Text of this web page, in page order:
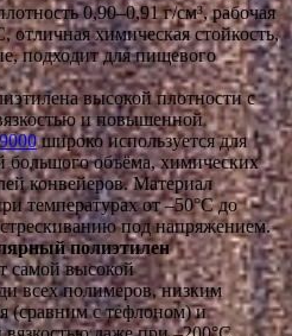
0,90–0,91 г/см³, рабочая
отличная химическая стойкость,
подходит для пищевого
высокой плотности с
и повышенной
широко используется для
большого объёма, химических
конвейеров. Материал
температурах от –50°C до
под напряжением.
полиэтилен
самой высокой
всех полимеров, низким
(сравним с тефлоном) и